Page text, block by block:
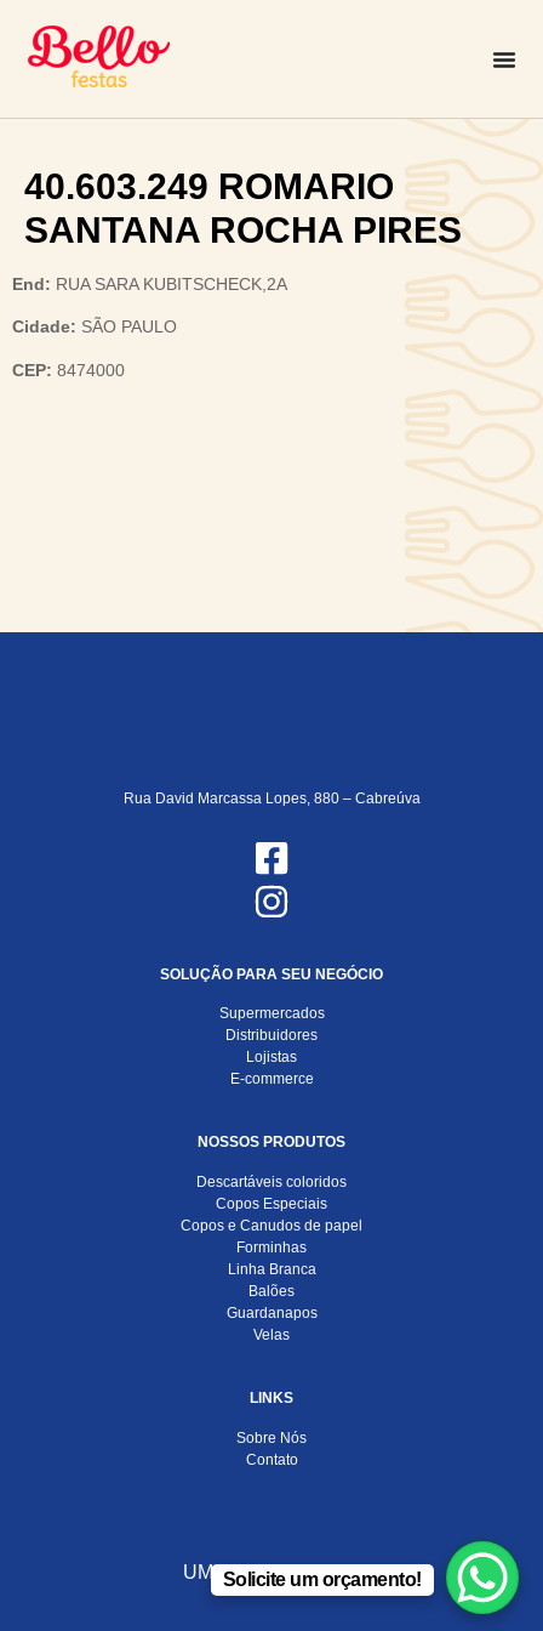
40.603.249 ROMARIO
SANTANA ROCHA PIRES
End: RUA SARA KUBITSCHECK,2A
Cidade: SÃO PAULO
CEP: 8474000
Rua David Marcassa Lopes, 880 – Cabreúva
SOLUÇÃO PARA SEU NEGÓCIO
Supermercados
Distribuidores
Lojistas
E-commerce
NOSSOS PRODUTOS
Descartáveis coloridos
Copos Especiais
Copos e Canudos de papel
Forminhas
Linha Branca
Balões
Guardanapos
Velas
LINKS
Sobre Nós
Contato
UMA EMPRESA DO
Solicite um orçamento!